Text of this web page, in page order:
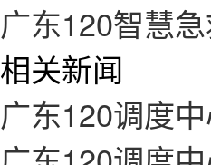
广东120智慧
相关新闻
广东120调度